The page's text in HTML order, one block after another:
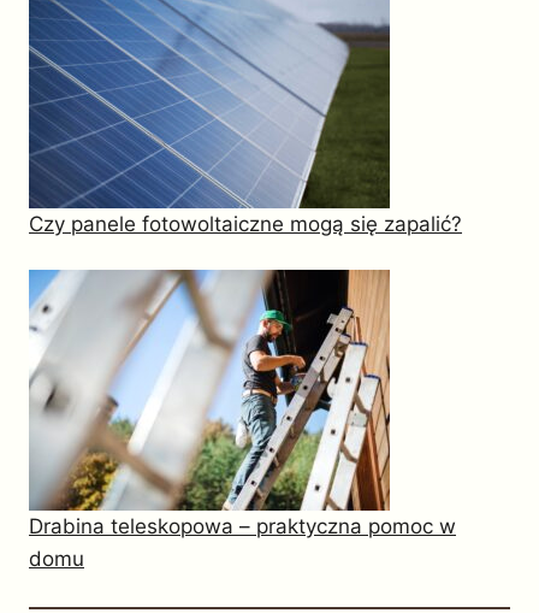
Czy panele fotowoltaiczne mogą się zapalić?
Drabina teleskopowa – praktyczna pomoc w
domu